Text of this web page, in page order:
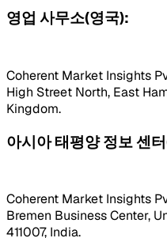
영업 사무소(영국):
Coherent Market Insights
High Street North, East
Kingdom.
아시아 태평양 정보 센
Coherent Market Insights
Bremen Business Center,
411007, India.